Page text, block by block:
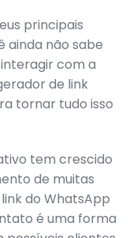
principais
ainda não sabe
com a
de link
tornar tudo isso
tem crescido
de muitas
do WhatsApp
é uma forma